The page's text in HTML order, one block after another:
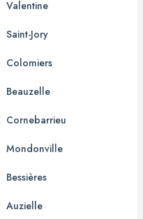
Valentine
Saint-Jory
Colomiers
Beauzelle
Cornebarrieu
Mondonville
Bessières
Auzielle